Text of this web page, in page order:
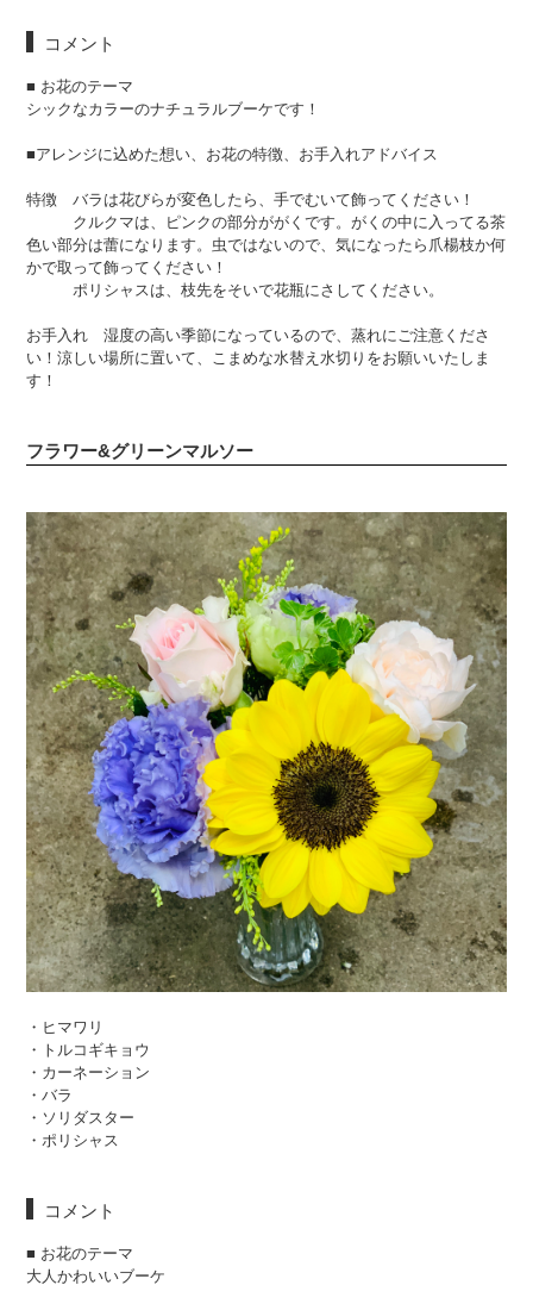
コメント
■ お花のテーマ
シックなカラーのナチュラルブーケです！
■アレンジに込めた想い、お花の特徴、お手入れアドバイス
特徴 バラは花びらが変色したら、手でむいて飾ってください！
クルクマは、ピンクの部分ががくです。がくの中に入ってる茶
色い部分は蕾になります。虫ではないので、気になったら爪楊枝か何
かで取って飾ってください！
ポリシャスは、枝先をそいで花瓶にさしてください。
お手入れ 湿度の高い季節になっているので、蒸れにご注意くださ
い！涼しい場所に置いて、こまめな水替え水切りをお願いいたしま
す！
フラワー&グリーンマルソー
・ヒマワリ
・トルコギキョウ
・カーネーション
・バラ
・ソリダスター
・ポリシャス
コメント
■ お花のテーマ
大人かわいいブーケ